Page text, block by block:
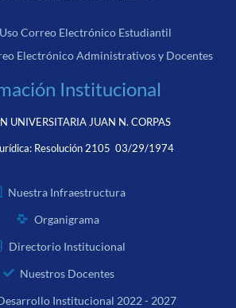
Correo Electrónico Estudiantil
Electrónico Administrativos y Docentes
Institucional
UNIVERSITARIA JUAN N. CORPAS
Resolución 2105 03/29/1974
Nuestra Infraestructura
Organigrama
Directorio Institucional
Nuestros Docentes
Institucional 2022 - 2027